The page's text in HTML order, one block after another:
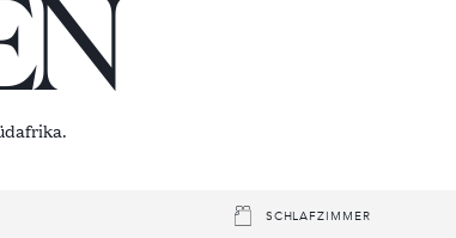
SCHLAFZIMMER